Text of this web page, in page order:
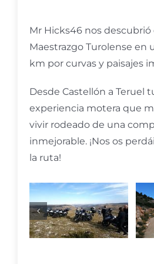
Mr Hicks46 nos
Maestrazgo Turolense en
km por curvas y paisajes
Desde Castellón a Teruel
experiencia motera que
vivir rodeado de una
inmejorable. ¡Nos os
la ruta!